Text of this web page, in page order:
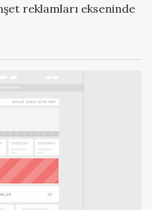
reklamları ekseninde